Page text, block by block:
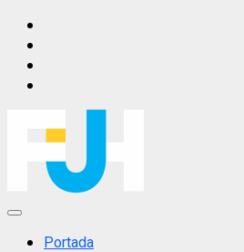
Saltar
contenido
Menú
principalPortada